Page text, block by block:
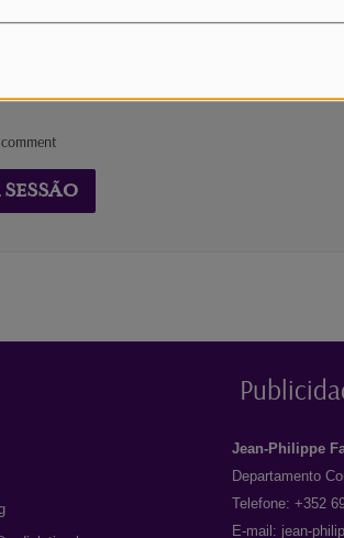
Jean-Philippe
Departamento
Telefone: +352
E-mail: jean-